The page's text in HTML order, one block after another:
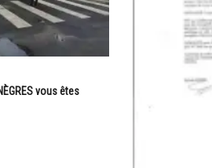
vous êtes